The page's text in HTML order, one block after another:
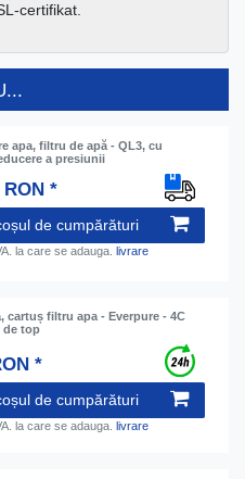
certifikat.
apa, filtru de apă - QL3, cu
a presiunii
RON *
de cumpărături
la care se adauga.livrare
cartuș filtru apa - Everpure - 4C
de top
*
de cumpărături
la care se adauga.livrare